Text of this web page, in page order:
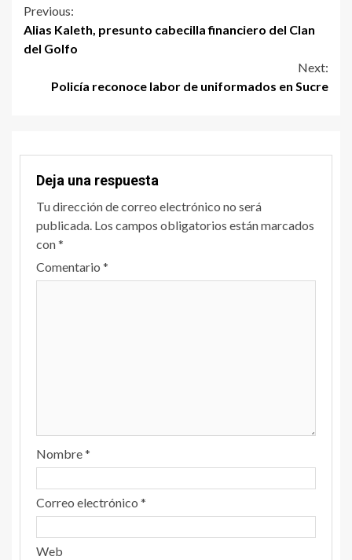
Previous:
Alias Kaleth, presunto cabecilla financiero del Clan
del Golfo
Next:
Policía reconoce labor de uniformados en Sucre
Deja una respuesta
Tu dirección de correo electrónico no será
publicada. Los campos obligatorios están marcados
con*
Comentario *
Nombre*
Correo electrónico *
Web